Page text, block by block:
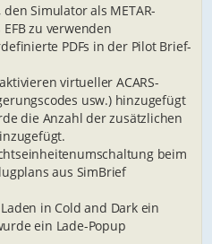
Simulator als METAR-
zu verwenden
PDFs in der Pilot Brief-
virtueller ACARS-
usw.) hinzugefügt
die Anzahl der zusätzlichen
beim
aus SimBrief
in Cold and Dark ein
ein Lade-Popup